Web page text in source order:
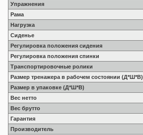
Упражнения
Рама
Нагрузка
Сиденье
Регулировка положения сидения
Регулировка положения спинки
Транспортировочные ролики
Размер тренажера в рабочем состоянии (Д*Ш*В)
Размер в упаковке (Д*Ш*В)
Вес нетто
Вес брутто
Гарантия
Производитель